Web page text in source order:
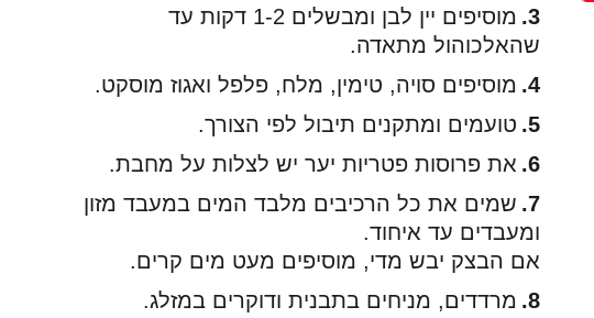
מוסיפים יין לבן ומבשלים 1-2 דקות עד
שהאלכוהול מתאדה.
מוסיפים סויה, טימין, מלח, פלפל ואגוז מוסקט.
טועמים ומתקנים תיבול לפי הצורך.
את פרוסות פטריות יער יש לצלות על מחבת.
שמים את כל הרכיבים מלבד המים במעבד מזון
ומעבדים עד איחוד.
אם הבצק יבש מדי, מוסיפים מעט מים קרים.
מרדדים, מניחים בתבנית ודוקרים במזלג.